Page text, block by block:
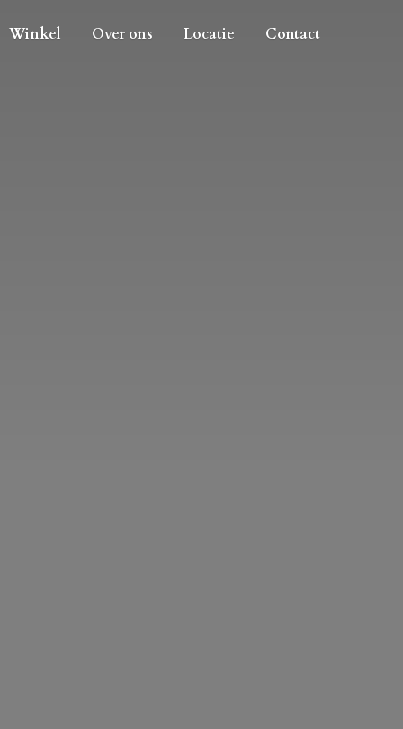
Winkel Over ons Locatie Contact